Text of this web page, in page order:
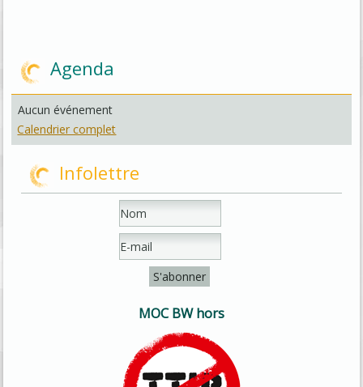
Agenda
Aucun événement
Calendrier complet
Infolettre
MOC BW hors